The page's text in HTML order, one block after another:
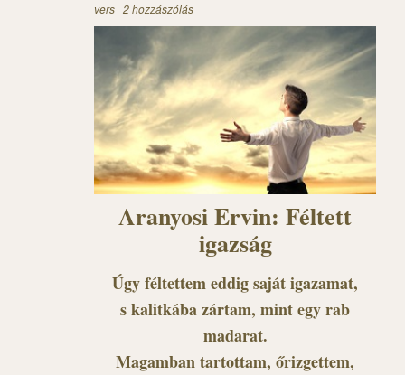
vers 2 hozzászólás
Aranyosi Ervin: Féltett
igazság
Úgy féltettem eddig saját igazamat,
s kalitkába zártam, mint egy rab
madarat.
Magamban tartottam, őrizgettem,